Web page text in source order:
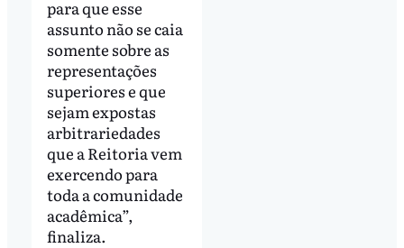
para que esse
assunto não se caia
somente sobre as
representações
superiores e que
sejam expostas
arbitrariedades
que a Reitoria vem
exercendo para
toda a comunidade
acadêmica”,
finaliza.